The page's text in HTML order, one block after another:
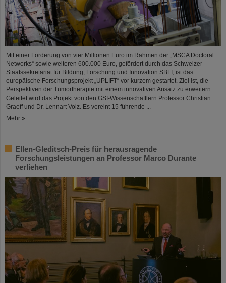
Mit einer Förderung von vier Millionen Euro im Rahmen der „MSCA Doctoral
Networks“ sowie weiteren 600.000 Euro, gefördert durch das Schweizer
Staatssekretariat für Bildung, Forschung und Innovation SBFI, ist das
europäische Forschungsprojekt „UPLIFT“ vor kurzem gestartet. Ziel ist, die
Perspektiven der Tumortherapie mit einem innovativen Ansatz zu erweitern.
Geleitet wird das Projekt von den GSI-Wissenschaftlern Professor Christian
Graeff und Dr. Lennart Volz. Es vereint 15 führende ...
Mehr »
Ellen-Gleditsch-Preis für herausragende
Forschungsleistungen an Professor Marco Durante
verliehen